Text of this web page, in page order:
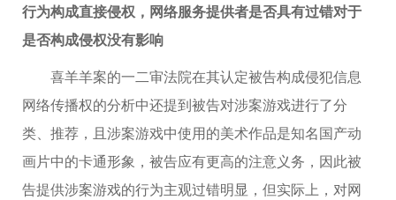
行为构成直接侵权，网络服务提供者是否具有过错对于
是否构成侵权没有影响
喜羊羊案的一二审法院在其认定被告构成侵犯信息
网络传播权的分析中还提到被告对涉案游戏进行了分
类、推荐，且涉案游戏中使用的美术作品是知名国产动
画片中的卡通形象，被告应有更高的注意义务，因此被
告提供涉案游戏的行为主观过错明显，但实际上，对网